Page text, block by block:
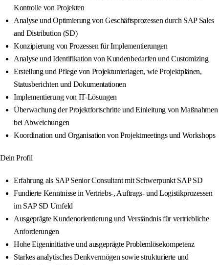
Kontrolle von Projekten
Analyse und Optimierung von Geschäftsprozessen durch SAP Sales
and Distribution (SD)
Konzipierung von Prozessen für Implementierungen
Analyse und Identifikation von Kundenbedarfen und Customizing
Erstellung und Pflege von Projektunterlagen, wie Projektplänen,
Statusberichten und Dokumentationen
Implementierung von IT-Lösungen
Überwachung der Projektfortschritte und Einleitung von Maßnahmen
bei Abweichungen
Koordination und Organisation von Projektmeetings und Workshops
Dein Profil
Erfahrung als SAP Senior Consultant mit Schwerpunkt SAP SD
Fundierte Kenntnisse in Vertriebs-, Auftrags- und Logistikprozessen
im SAP SD Umfeld
Ausgeprägte Kundenorientierung und Verständnis für vertriebliche
Anforderungen
Hohe Eigeninitiative und ausgeprägte Problemlösekompetenz
Starkes analytisches Denkvermögen sowie strukturierte und